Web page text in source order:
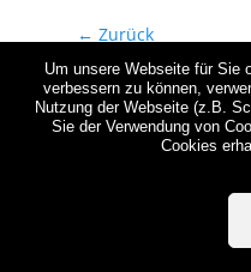
← Zurück
Vorheriger
Beitrag:
16. April
Copyright © 2026
Rechte vorbehalten. |
Um unsere Webseite für Sie
verbessern zu können,
Nutzung der Webseite (z.B.
Sie der Verwendung von
Cookies